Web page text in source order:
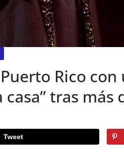
Rico
tras más
Tweet